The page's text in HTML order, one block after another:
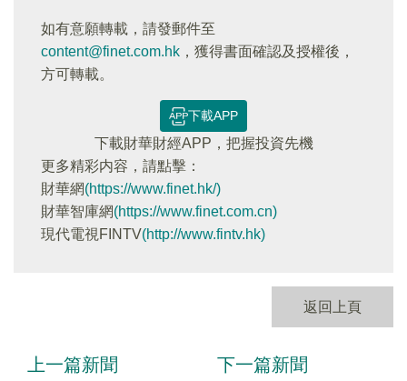
如有意願轉載，請發郵件至
content@finet.com.hk ，獲得書面確認及授權後，
方可轉載。
下載APP
下載財華財經APP，把握投資先機
更多精彩内容，請點擊：
財華網(https://www.finet.hk/)
財華智庫網(https://www.finet.com.cn)
現代電視FINTV(http://www.fintv.hk)
返回上頁
上一篇新聞 下一篇新聞